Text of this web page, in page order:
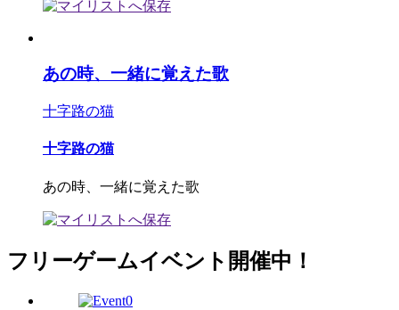
あの時、一緒に覚えた歌
十字路の猫
十字路の猫
あの時、一緒に覚えた歌
フリーゲームイベント開催中！